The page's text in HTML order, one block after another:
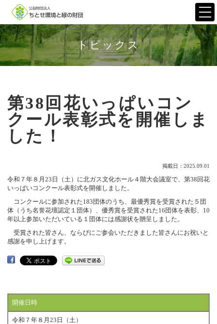
トピックス
第38回花いっぱいコン
クール表彰式を開催しま
した！
掲載日：2025.09.01
令和７年８月23日（土）に北ガス文化ホール４階大会議室で、第38回花
いっぱいコンクール表彰式を開催しました。
コンクールに参加された183団体のうち、最優秀賞を受賞された５団
体（うち名誉花壇認定１団体）、優秀賞を受賞された16団体を表彰、10
年以上参加いただいている１団体には感謝状を贈呈しました。
受賞された皆さん、ならびにご参会いただきました皆さんにお祝いと
感謝を申し上げます。
開催日時
令和７年８月23日（土）